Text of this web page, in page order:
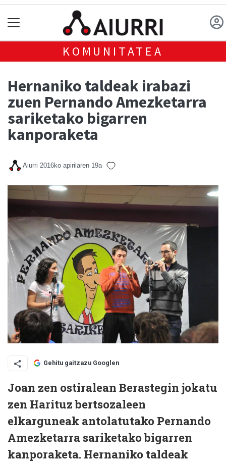
KOMUNITATEA
Hernaniko taldeak irabazi
zuen Pernando Amezketarra
sariketako bigarren
kanporaketa
Aiurri 2016ko apirilaren 19a
Gehitu gaitzazu Googlen
Joan zen ostiralean Berastegin jokatu
zen Harituz bertsozaleen
elkarguneak antolatutako Pernando
Amezketarra sariketako bigarren
kanporaketa. Hernaniko taldeak